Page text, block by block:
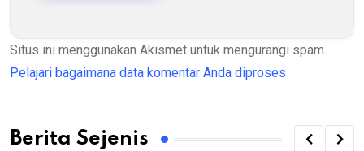
Situs ini menggunakan Akismet untuk mengurangi spam.
Pelajari bagaimana data komentar Anda diproses
Berita Sejenis